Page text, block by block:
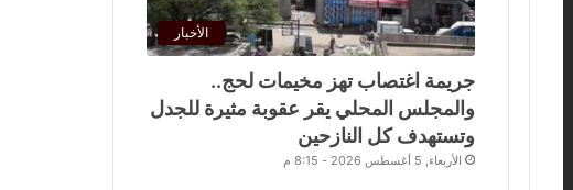
الأخبار
جريمة اغتصاب تهز مخيمات لحج..
والمجلس المحلي يقر عقوبة مثيرة للجدل
وتستهدف كل النازحين
الأربعاء, 5 أغسطس 2026 - 8:15 م